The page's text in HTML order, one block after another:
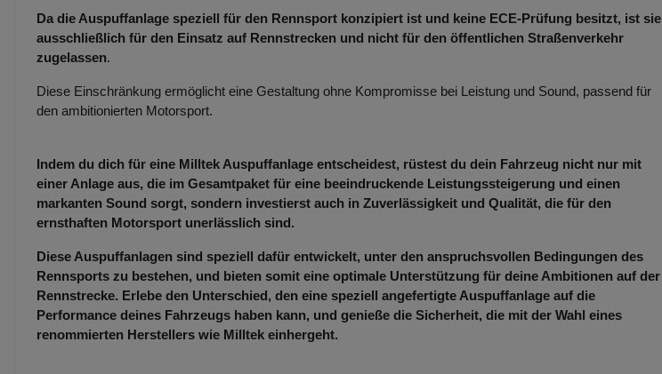
Da die Auspuffanlage speziell für den Rennsport konzipiert ist und keine ECE-Prüfung besitzt, ist sie
ausschließlich für den Einsatz auf Rennstrecken und nicht für den öffentlichen Straßenverkehr
zugelassen.
Diese Einschränkung ermöglicht eine Gestaltung ohne Kompromisse bei Leistung und Sound, passend für
den ambitionierten Motorsport.
Indem du dich für eine Milltek Auspuffanlage entscheidest, rüstest du dein Fahrzeug nicht nur mit
einer Anlage aus, die im Gesamtpaket für eine beeindruckende Leistungssteigerung und einen
markanten Sound sorgt, sondern investierst auch in Zuverlässigkeit und Qualität, die für den
ernsthaften Motorsport unerlässlich sind.
Diese Auspuffanlagen sind speziell dafür entwickelt, unter den anspruchsvollen Bedingungen des
Rennsports zu bestehen, und bieten somit eine optimale Unterstützung für deine Ambitionen auf der
Rennstrecke. Erlebe den Unterschied, den eine speziell angefertigte Auspuffanlage auf die
Performance deines Fahrzeugs haben kann, und genieße die Sicherheit, die mit der Wahl eines
renommierten Herstellers wie Milltek einhergeht.